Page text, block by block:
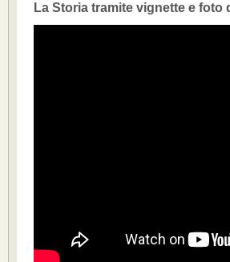
La Storia tramite vignette e foto